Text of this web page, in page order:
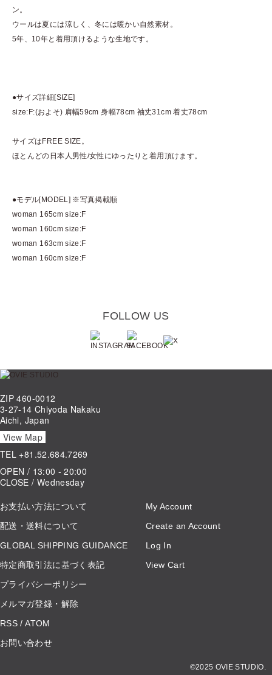
ン。
ウールは夏には涼しく、冬には暖かい自然素材。
5年、10年と着用頂けるような生地です。
●サイズ詳細[SIZE]
size:F:(およそ) 肩幅59cm 身幅78cm 袖丈31cm 着丈78cm
サイズはFREE SIZE。
ほとんどの日本人男性/女性にゆったりと着用頂けます。
●モデル[MODEL] ※写真掲載順
woman 165cm size:F
woman 160cm size:F
woman 163cm size:F
woman 160cm size:F
FOLLOW US
ZIP 460-0012
3-27-14 Chiyoda Nakaku
Aichi, Japan
View Map
TEL +81.52.684.7269
OPEN / 13:00 - 20:00
CLOSE / Wednesday
お支払い方法について
配送・送料について
GLOBAL SHIPPING GUIDANCE
特定商取引法に基づく表記
プライバシーポリシー
メルマガ登録・解除
RSS /ATOM
お問い合わせ
My Account
Create an Account
Log In
View Cart
©2025 OVIE STUDIO.